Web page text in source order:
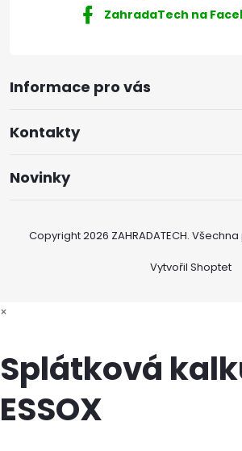
Informace pro vás
Kontakty
Novinky
ZahradaTech na
Vytvořil Shoptet
Copyright 2026 ZAHRADATECH.
×
Splátková
ESSOX